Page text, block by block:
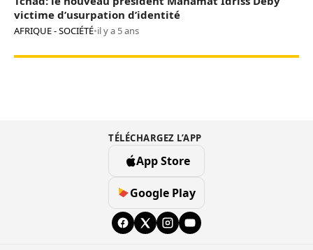
victime d’usurpation d’identité
AFRIQUE - SOCIÉTÉ•il y a 5 ans
TÉLÉCHARGEZ L’APP
App Store
Google Play